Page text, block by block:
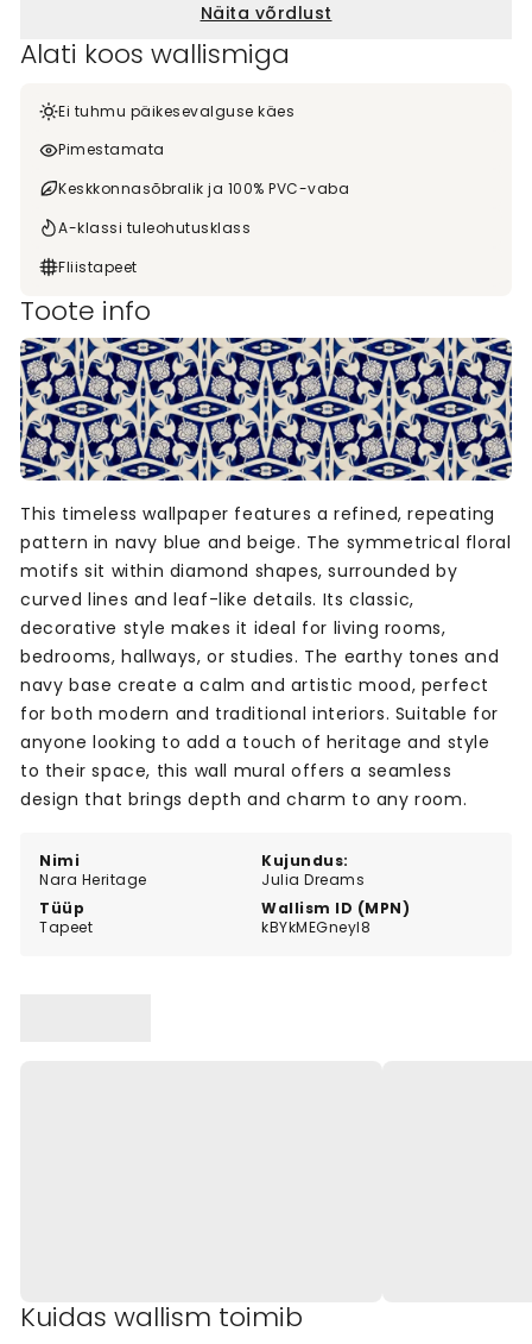
Näita võrdlust
Alati koos wallismiga
Ei tuhmu päikesevalguse käes
Pimestamata
Keskkonnasõbralik ja 100% PVC-vaba
A-klassi tuleohutusklass
Fliistapeet
Toote info
Nimi
Nara Heritage
Kujundus:
Julia Dreams
Tüüp
Tapeet
Wallism ID (MPN)
kBYkMEGneyl8
This timeless wallpaper features a refined, repeating
pattern in navy blue and beige. The symmetrical floral
motifs sit within diamond shapes, surrounded by
curved lines and leaf-like details. Its classic,
decorative style makes it ideal for living rooms,
bedrooms, hallways, or studies. The earthy tones and
navy base create a calm and artistic mood, perfect
for both modern and traditional interiors. Suitable for
anyone looking to add a touch of heritage and style
to their space, this wall mural offers a seamless
design that brings depth and charm to any room.
Kuidas wallism toimib